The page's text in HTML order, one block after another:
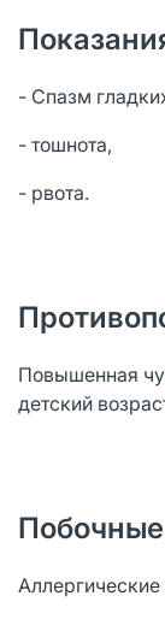
- Спазм
- тошнота,
- рвота.
Повышенная
детский